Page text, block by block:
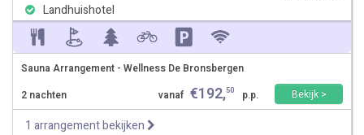
Landhuishotel
Sauna Arrangement - Wellness De Bronsbergen
2 nachten
vanaf €192,50 p.p. Bekijk >
1 arrangement bekijken